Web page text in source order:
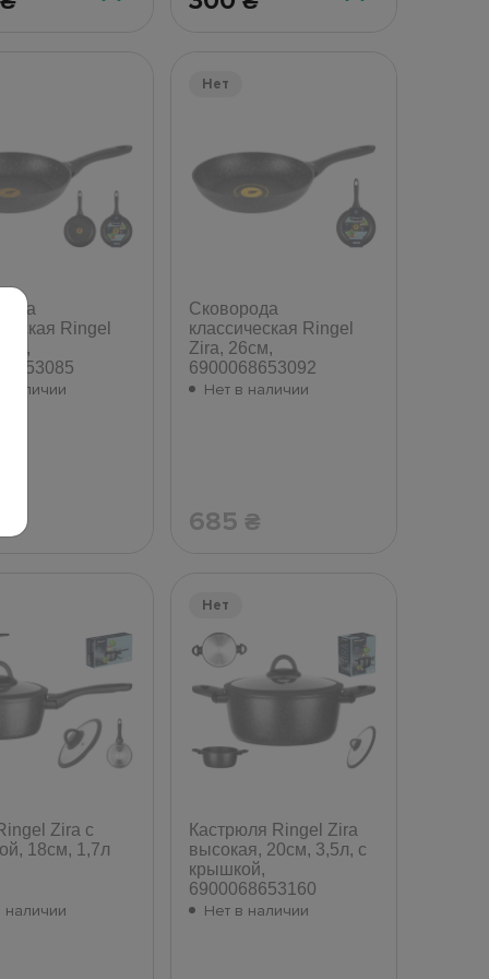
Ringel
наличии
Нет
Сковорода
классическая Ringel
Zira, 26см,
6900068653092
Нет в наличии
685 ₴
Zira с
18см, 1,7л
наличии
Нет
Кастрюля Ringel Zira
высокая, 20см, 3,5л, с
крышкой,
6900068653160
Нет в наличии